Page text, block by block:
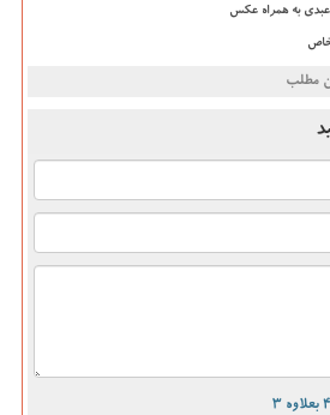
عبدی به همراه عکس
خاص
مطلب